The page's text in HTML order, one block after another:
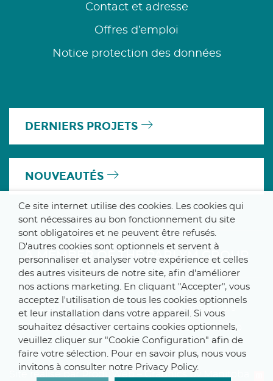
Contact et adresse
Offres d’emploi
Notice protection des données
DERNIERS PROJETS
NOUVEAUTÉS
A MEMBER OF THE PARLYM GROUP
© 2025 De Smet Engineers & Contractors
Internal–Data Protection Notice–Sitemap
Graphics by Manitoba
Ce site internet utilise des cookies. Les cookies qui
sont nécessaires au bon fonctionnement du site
sont obligatoires et ne peuvent être refusés.
D'autres cookies sont optionnels et servent à
personnaliser et analyser votre expérience et celles
des autres visiteurs de notre site, afin d'améliorer
nos actions marketing. En cliquant "Accepter", vous
acceptez l'utilisation de tous les cookies optionnels
et leur installation dans votre appareil. Si vous
souhaitez désactiver certains cookies optionnels,
veuillez cliquer sur "Cookie Configuration" afin de
faire votre sélection. Pour en savoir plus, nous vous
invitons à consulter notre Privacy Policy.